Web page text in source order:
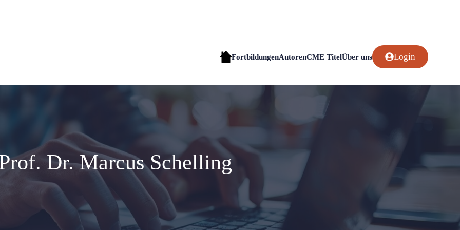
FortbildungenAutorenCME TitelÜber uns Login
Dr. Marcus Schelling